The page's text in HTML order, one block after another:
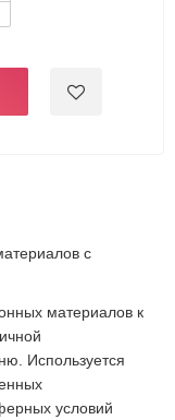
с
материалов к
Используется
условий